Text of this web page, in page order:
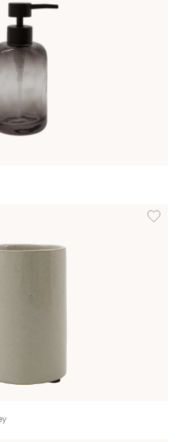
även i dessa färger:
Lägg